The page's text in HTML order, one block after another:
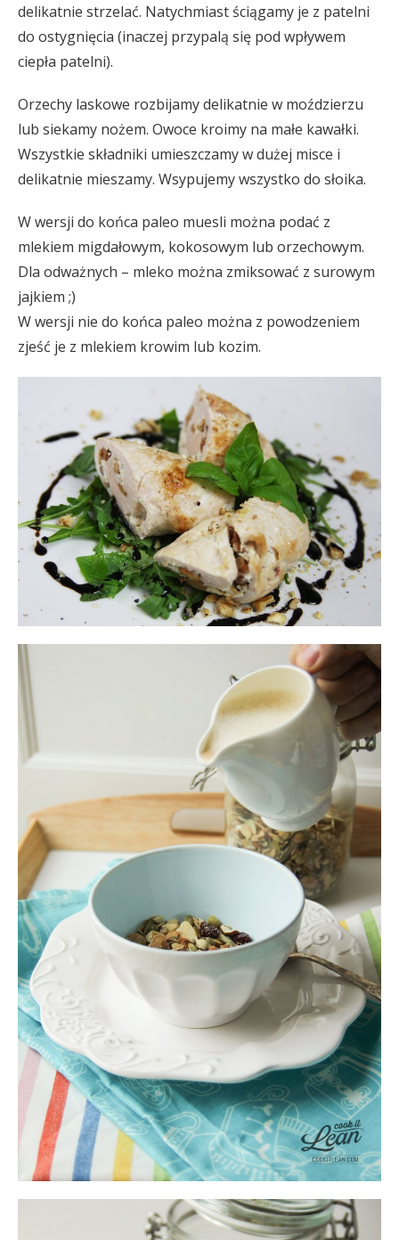
delikatnie strzelać. Natychmiast ściągamy je z patelni
do ostygnięcia (inaczej przypalą się pod wpływem
ciepła patelni).
Orzechy laskowe rozbijamy delikatnie w moździerzu
lub siekamy nożem. Owoce kroimy na małe kawałki.
Wszystkie składniki umieszczamy w dużej misce i
delikatnie mieszamy. Wsypujemy wszystko do słoika.
W wersji do końca paleo muesli można podać z
mlekiem migdałowym, kokosowym lub orzechowym.
Dla odważnych – mleko można zmiksować z surowym
jajkiem ;)
W wersji nie do końca paleo można z powodzeniem
zjeść je z mlekiem krowim lub kozim.